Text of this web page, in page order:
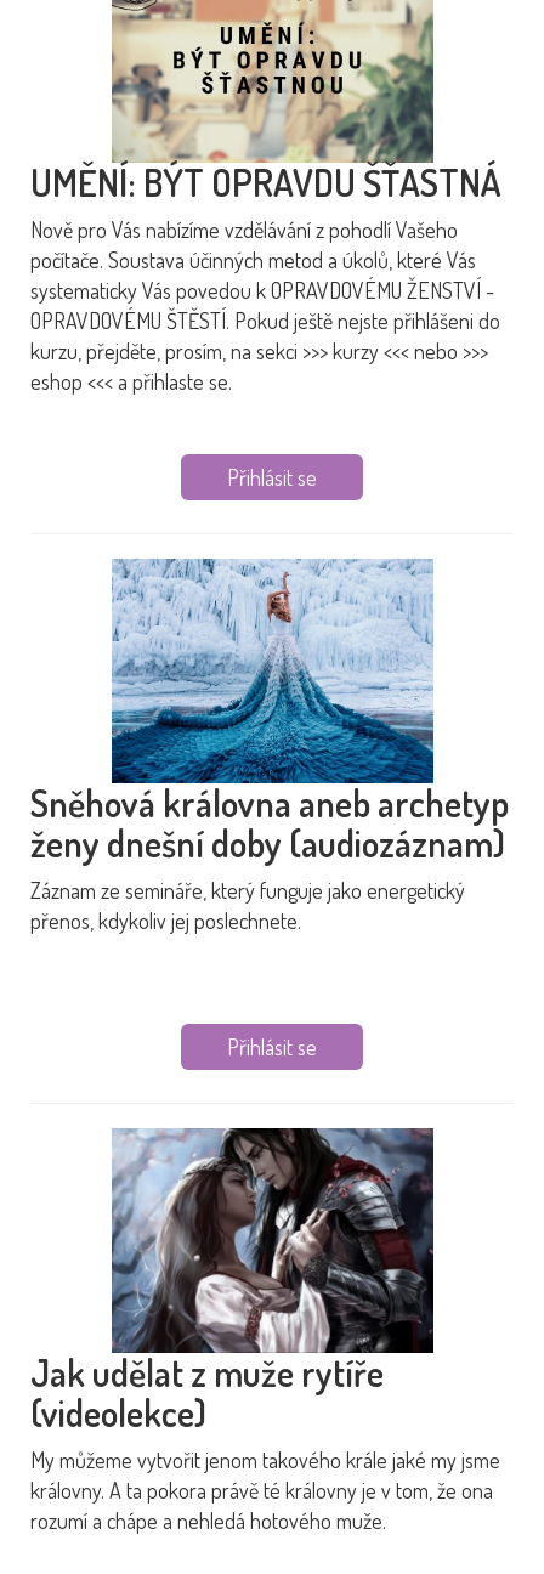
UMĚNÍ: BÝT OPRAVDU ŠŤASTNÁ
Nově pro Vás nabízíme vzdělávání z pohodlí Vašeho
počítače. Soustava účinných metod a úkolů, které Vás
systematicky Vás povedou k OPRAVDOVÉMU ŽENSTVÍ -
OPRAVDOVÉMU ŠTĚSTÍ. Pokud ještě nejste přihlášeni do
kurzu, přejděte, prosím, na sekci >>> kurzy <<< nebo >>>
eshop <<< a přihlaste se.
Přihlásit se
Sněhová královna aneb archetyp
ženy dnešní doby (audiozáznam)
Záznam ze semináře, který funguje jako energetický
přenos, kdykoliv jej poslechnete.
Přihlásit se
Jak udělat z muže rytíře
(videolekce)
My můžeme vytvořit jenom takového krále jaké my jsme
královny. A ta pokora právě té královny je v tom, že ona
rozumí a chápe a nehledá hotového muže.